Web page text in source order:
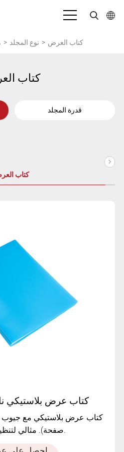
بالعربية
Deutsch
日本語
> نوع المجلد > كتاب العرض
كتاب
قدرة المجلد
كتاب
>
كتاب عرض بلاستيكي
صفحة). مثالي لتنظيم المستندات.